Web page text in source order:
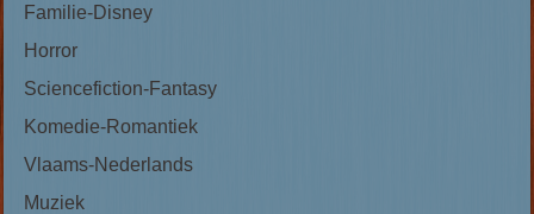
Familie-Disney
Horror
Sciencefiction-Fantasy
Komedie-Romantiek
Vlaams-Nederlands
Muziek